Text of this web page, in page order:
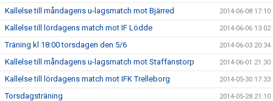
Kallelse till måndagens u-lagsmatch mot Bjärred 2014-06-08 17:10
Kallelse till lördagens match mot IF Lödde 2014-06-06 13:02
Träning kl 18:00 torsdagen den 5/6 2014-06-03 20:34
Kallelse till måndagens u-lagsmatch mot Staffanstorp 2014-06-01 21:30
Kallelse till lördagens match mot IFK Trelleborg 2014-05-30 17:33
Torsdagsträning 2014-05-28 21:10